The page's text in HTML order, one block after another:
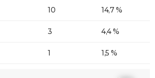
10 14,7 %
3 4,4 %
1 1,5 %